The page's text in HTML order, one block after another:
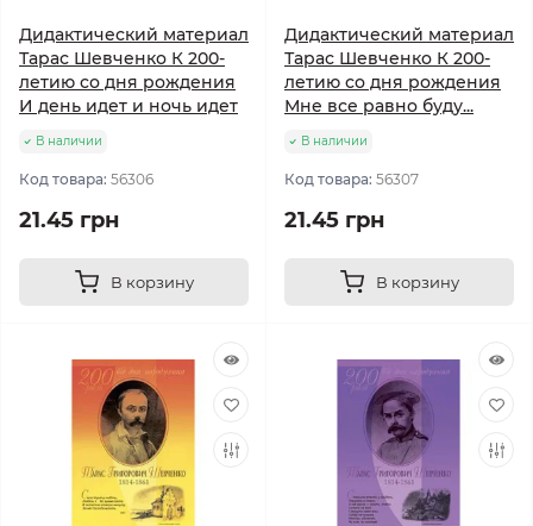
Дидактический материал
Тарас Шевченко К 200-
летию со дня рождения
И день идет и ночь идет
В наличии
Код товара: 56306
21.45 грн
В корзину
Дидактический материал
Тарас Шевченко К 200-
летию со дня рождения
Мне все равно буду...
В наличии
Код товара: 56307
21.45 грн
В корзину